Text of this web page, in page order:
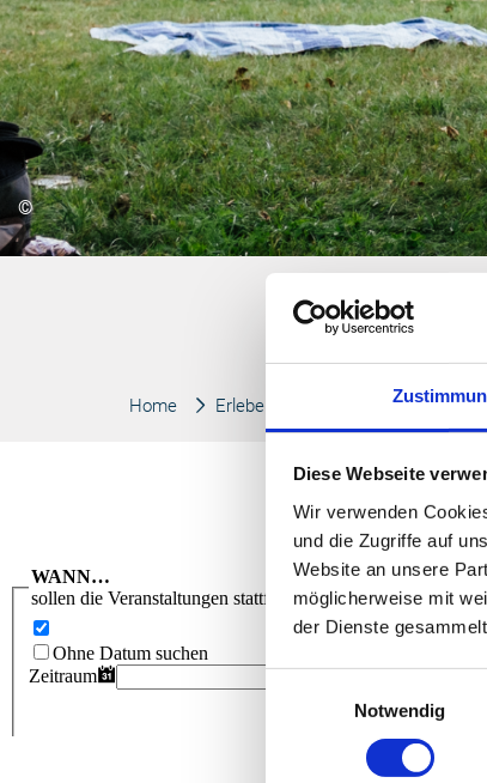
Diese Webseite
Wir verwenden
und die Zugriffe auf
Website an unsere
möglicherweise mit
der Dienste
Notwendig
©
Home Erleben Veranstaltungen